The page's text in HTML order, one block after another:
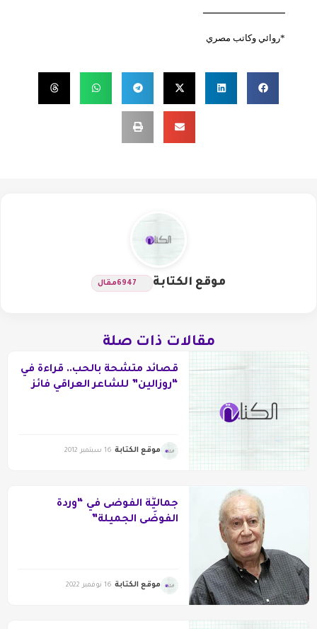
ـــــــــــــــــــــــــــــ
*روائي وكاتب مصري
موقع الكتابة 6947مقال
مقالات ذات صلة
قصائد متشحة بالحب.. قراءة في
“روزالين” للشاعر العراقي فائز
موقع الكتابة 16 سبتمبر 2012
جماليَّة الفوضَى في “وردة
الفوضَى الجميلة”
موقع الكتابة 16 نوفمبر 2022